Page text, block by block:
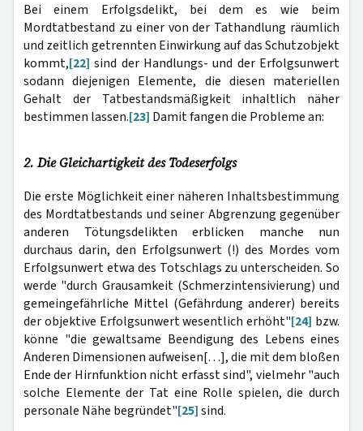
Bei einem Erfolgsdelikt, bei dem es wie beim
Mordtatbestand zu einer von der Tathandlung räumlich
und zeitlich getrennten Einwirkung auf das Schutzobjekt
kommt,[22] sind der Handlungs- und der Erfolgsunwert
sodann diejenigen Elemente, die diesen materiellen
Gehalt der Tatbestandsmäßigkeit inhaltlich näher
bestimmen lassen.[23] Damit fangen die Probleme an:
2. Die Gleichartigkeit des Todeserfolgs
Die erste Möglichkeit einer näheren Inhaltsbestimmung
des Mordtatbestands und seiner Abgrenzung gegenüber
anderen Tötungsdelikten erblicken manche nun
durchaus darin, den Erfolgsunwert (!) des Mordes vom
Erfolgsunwert etwa des Totschlags zu unterscheiden. So
werde "durch Grausamkeit (Schmerzintensivierung) und
gemeingefährliche Mittel (Gefährdung anderer) bereits
der objektive Erfolgsunwert wesentlich erhöht"[24] bzw.
könne "die gewaltsame Beendigung des Lebens eines
Anderen Dimensionen aufweisen[…], die mit dem bloßen
Ende der Hirnfunktion nicht erfasst sind", vielmehr "auch
solche Elemente der Tat eine Rolle spielen, die durch
personale Nähe begründet"[25]sind.